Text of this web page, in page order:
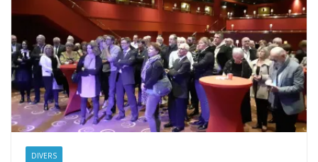
DIVERS